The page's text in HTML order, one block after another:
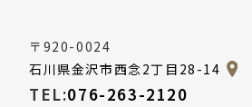
〒920-0024
石川県金沢市西念2丁目28-14
TEL:076-263-2120